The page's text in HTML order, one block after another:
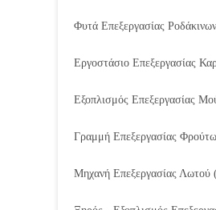
Φυτά Επεξεργασίας Ροδάκινων
Εργοστάσιο Επεξεργασίας
Εξοπλισμός Επεξεργασίας
Γραμμή Επεξεργασίας
Μηχανή Επεξεργασίας Λωτού